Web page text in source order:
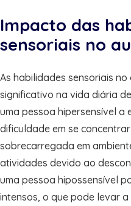
Impacto das
sensoriais no
As habilidades sensoriais
significativo na vida diária
uma pessoa hipersensível a
dificuldade em se
sobrecarregada em
atividades devido ao
uma pessoa hipossensível
intensos, o que pode levar